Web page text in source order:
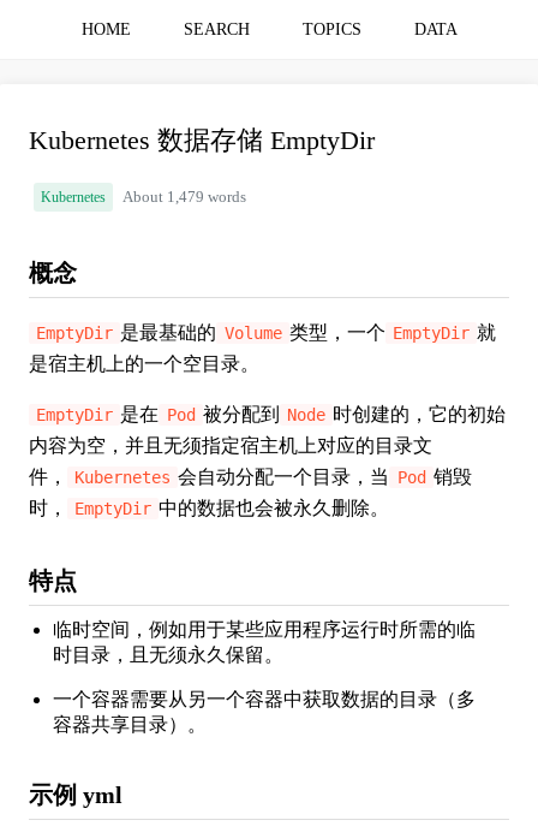
HOME SEARCH TOPICS DATA
Kubernetes 数据存储 EmptyDir
Kubernetes About 1,479 words
概念
EmptyDir 是最基础的 Volume 类型，一个 EmptyDir 就
是宿主机上的一个空目录。
EmptyDir 是在 Pod 被分配到 Node 时创建的，它的初始
内容为空，并且无须指定宿主机上对应的目录文
件，
Kubernetes 会自动分配一个目录，当 Pod 销毁
时，
EmptyDir 中的数据也会被永久删除。
特点
临时空间，例如用于某些应用程序运行时所需的临
时目录，且无须永久保留。
一个容器需要从另一个容器中获取数据的目录（多
容器共享目录）。
示例 yml